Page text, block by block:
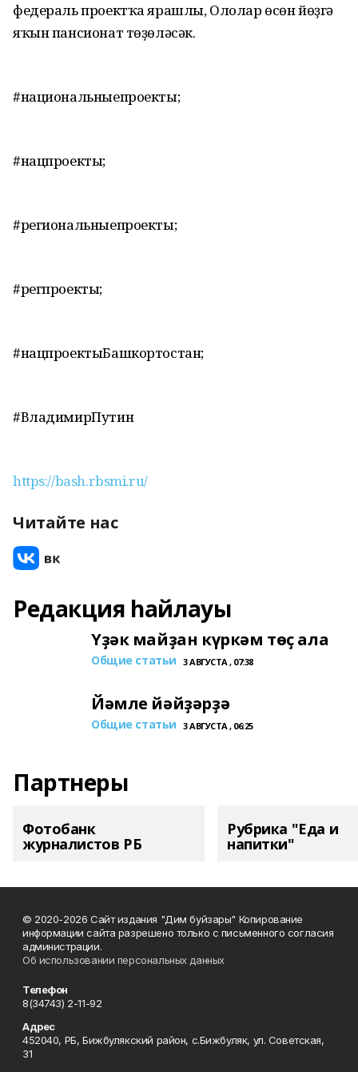
федераль проектҡа ярашлы, Ололар өсөн йөҙгә
яҡын пансионат төҙөләсәк.
#национальныепроекты;
#нацпроекты;
#региональныепроекты;
#регпроекты;
#нацпроектыБашкортостан;
#ВладимирПутин
https://bash.rbsmi.ru/
Читайте нас
Редакция һайлауы
Үҙәк майҙан күркәм төҫ ала
Общие статьи 3 АВГУСТА , 07:38
Йәмле йәйҙәрҙә
Общие статьи 3 АВГУСТА , 06:25
Партнеры
Фотобанк
журналистов РБ
Рубрика "Еда и
напитки"
© 2020-2026 Сайт издания "Дим буйзары" Копирование
информации сайта разрешено только с письменного согласия
администрации.
Об использовании персональных данных
Телефон
8(34743) 2-11-92
Адрес
452040, РБ, Бижбулякский район, с.Бижбуляк, ул. Советская,
31